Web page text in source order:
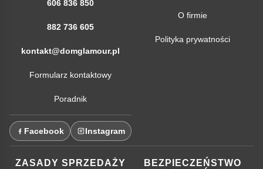
606 836 850
882 736 605
kontakt@domglamour.pl
Formularz kontaktowy
Poradnik
Facebook Instagram
O firmie
Polityka prywatności
ZASADY SPRZEDAŻY
BEZPIECZEŃSTWO